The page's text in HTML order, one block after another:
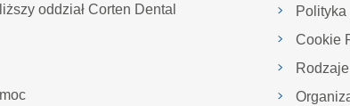
oddział Corten Dental
Cookie